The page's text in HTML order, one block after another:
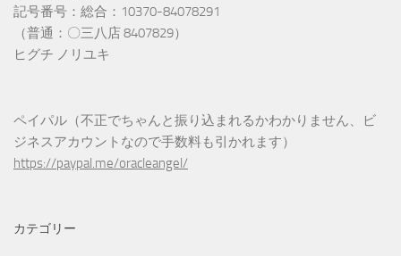
記号番号：総合：10370-84078291
（普通：〇三八店 8407829）
ヒグチ ノリユキ
ペイパル（不正でちゃんと振り込まれるかわかりません、ビ
ジネスアカウントなので手数料も引かれます）
https://paypal.me/oracleangel/
カテゴリー